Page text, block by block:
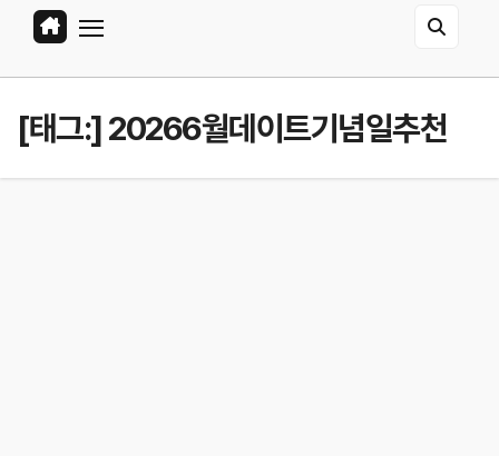
[태그:]20266월데이트기념일추천